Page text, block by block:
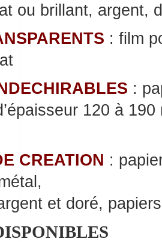
ou brillant, argent,
: film
:
120 à
CREATION :
et doré,